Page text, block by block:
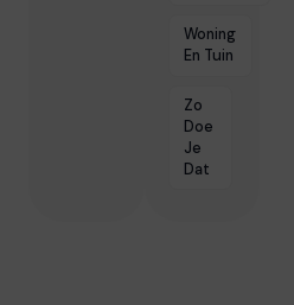
Woning
En Tuin
Zo
Doe
Je
Dat